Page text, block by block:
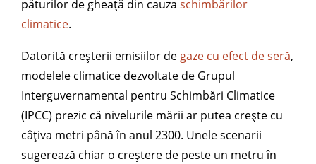
păturilor de gheață din cauza schimbărilor
climatice.
Datorită creșterii emisiilor de gaze cu efect de seră,
modelele climatice dezvoltate de Grupul
Interguvernamental pentru Schimbări Climatice
(IPCC) prezic că nivelurile mării ar putea crește cu
câțiva metri până în anul 2300. Unele scenarii
sugerează chiar o creștere de peste un metru în